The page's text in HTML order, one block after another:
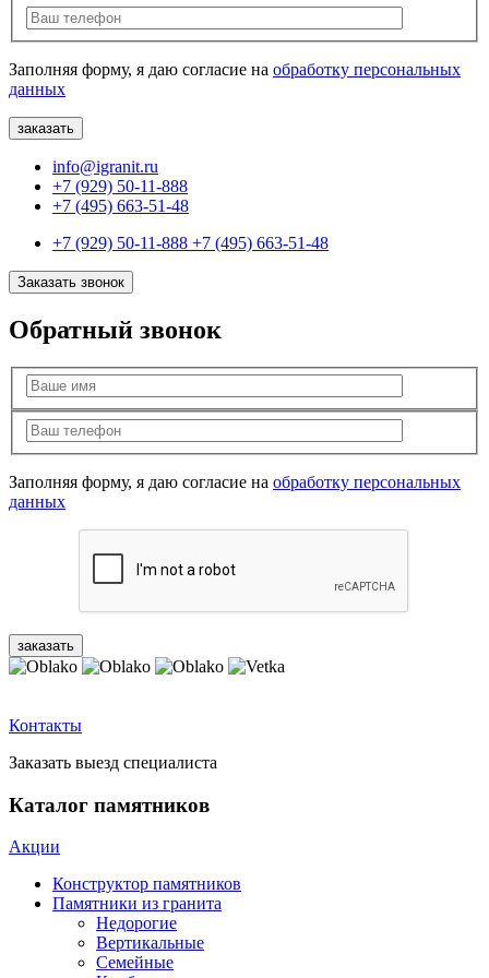
Заполняя форму, я даю согласие на обработку персональных
данных
info@igranit.ru
+7 (929) 50-11-888
+7 (495) 663-51-48
+7 (929) 50-11-888 +7 (495) 663-51-48
Заказать звонок
Обратный звонок
Заполняя форму, я даю согласие на обработку персональных
данных
Контакты
Заказать выезд специалиста
Каталог памятников
Акции
Конструктор памятников
Памятники из гранита
Недорогие
Вертикальные
Семейные